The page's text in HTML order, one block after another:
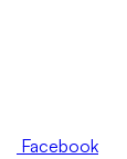
Facebook